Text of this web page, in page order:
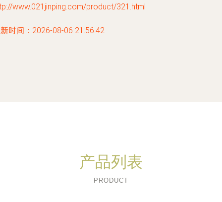
www.021jinping.com/product/321.html
时间：2026-08-06 21:56:42
产品列表
PRODUCT